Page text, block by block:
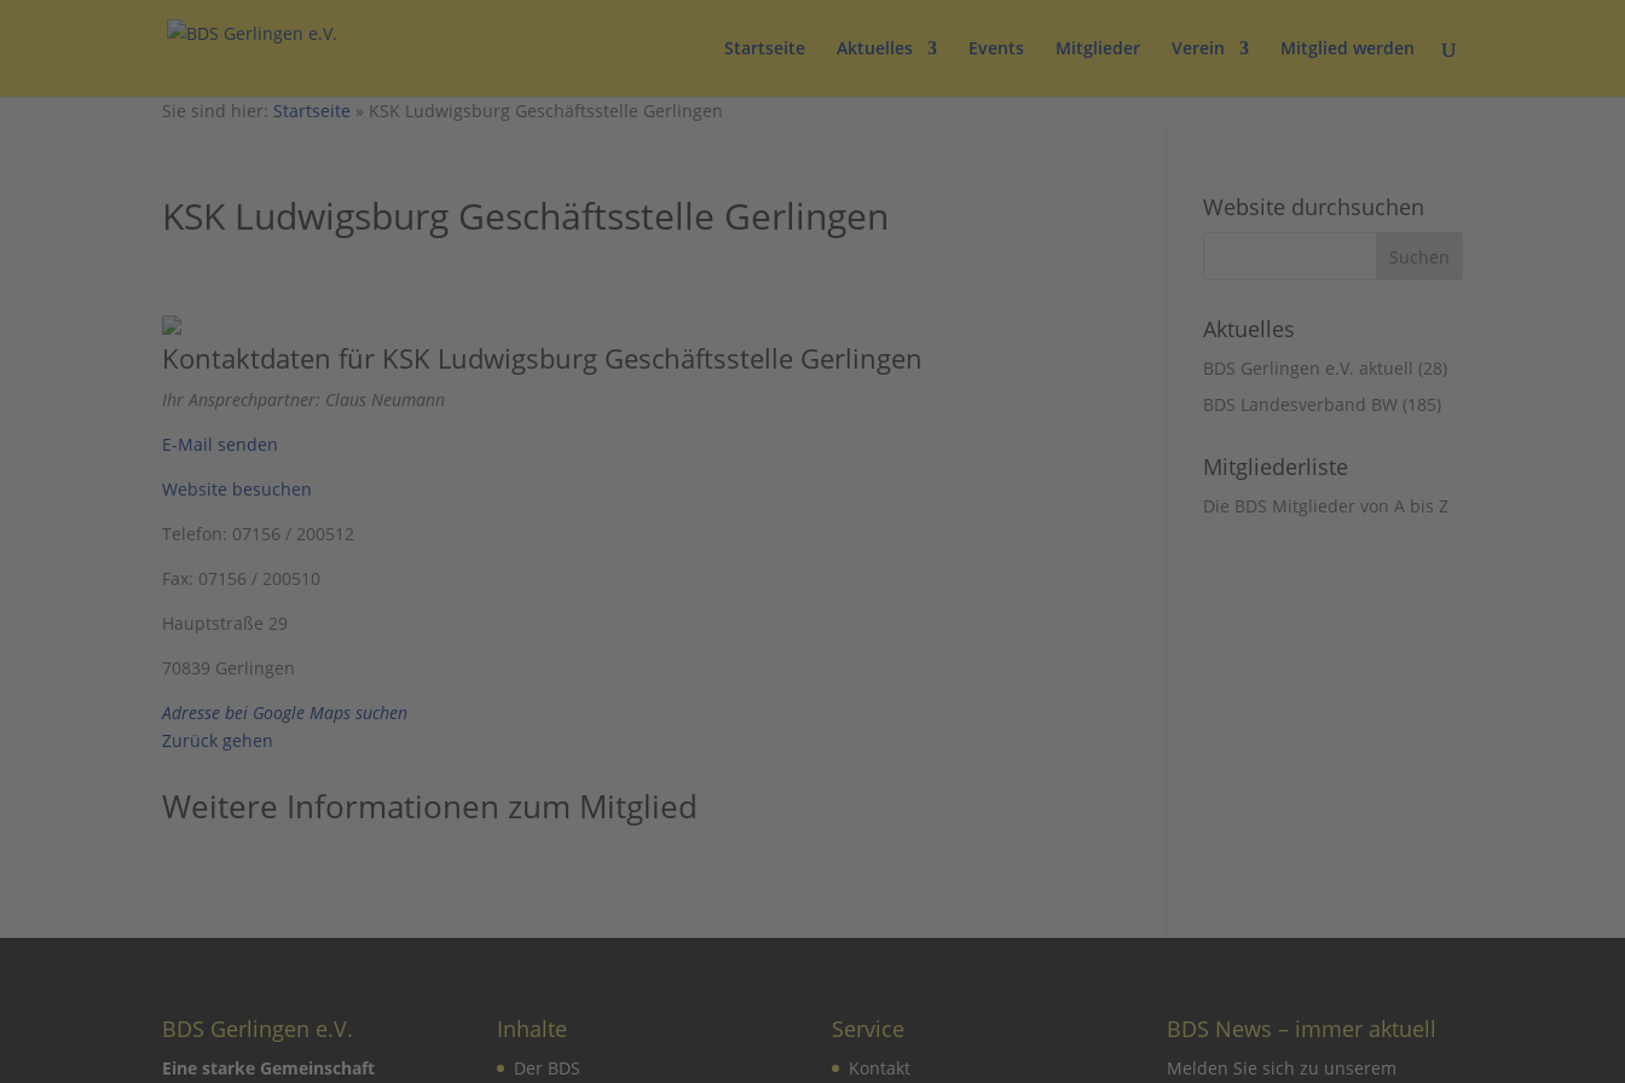
Startseite Aktuelles Events Mitglieder Verein Mitglied werden
Sie sind hier: Startseite » KSK Ludwigsburg Geschäftsstelle Gerlingen
KSK Ludwigsburg Geschäftsstelle Gerlingen
Kontaktdaten für KSK Ludwigsburg Geschäftsstelle Gerlingen
Ihr Ansprechpartner: Claus Neumann
E-Mail senden
Website besuchen
Telefon: 07156 / 200512
Fax: 07156 / 200510
Hauptstraße 29
70839 Gerlingen
Adresse bei Google Maps suchen
Zurück gehen
Weitere Informationen zum Mitglied
Website durchsuchen
Aktuelles
BDS Gerlingen e.V. aktuell (28)
BDS Landesverband BW(185)
Mitgliederliste
Die BDS Mitglieder von A bis Z
BDS Gerlingen e.V.
Eine starke Gemeinschaft
Inhalte
Der BDS
Service
Kontakt
BDS News – immer aktuell
Melden Sie sich zu unserem